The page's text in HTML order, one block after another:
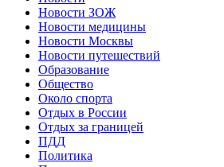
Новости ЗОЖ
Новости медицины
Новости Москвы
Новости путешествий
Образование
Общество
Около спорта
Отдых в России
Отдых за границей
ПДД
Политика